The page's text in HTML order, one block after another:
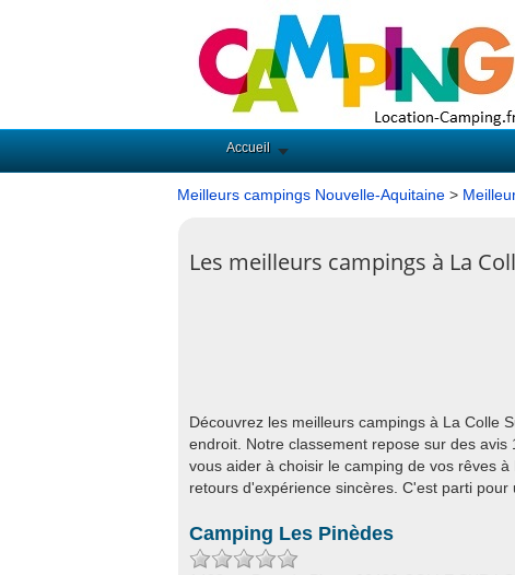
Accueil
Meilleurs campings Nouvelle-Aquitaine >
Les meilleurs campings à La
Découvrez les meilleurs campings à La Colle
endroit. Notre classement repose sur des
vous aider à choisir le camping de vos rêves
retours d'expérience sincères. C'est parti
Camping Les Pinèdes